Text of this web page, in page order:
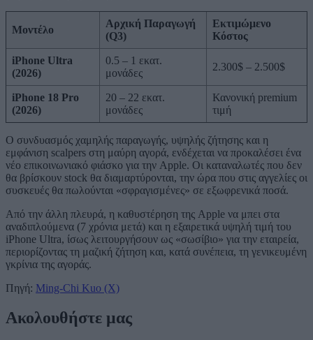
Μοντέλο
Αρχική Παραγωγή
(Q3)
Εκτιμώμενο
Κόστος
iPhone Ultra
(2026)
0.5 – 1 εκατ.
μονάδες
2.300$ – 2.500$
iPhone 18 Pro
(2026)
20 – 22 εκατ.
μονάδες
Κανονική premium
τιμή
Ο συνδυασμός χαμηλής παραγωγής, υψηλής ζήτησης και η
εμφάνιση scalpers στη μαύρη αγορά, ενδέχεται να προκαλέσει ένα
νέο επικοινωνιακό φιάσκο για την Apple. Οι καταναλωτές που δεν
θα βρίσκουν stock θα διαμαρτύρονται, την ώρα που στις αγγελίες οι
συσκευές θα πωλούνται «σφραγισμένες» σε εξωφρενικά ποσά.
Από την άλλη πλευρά, η καθυστέρηση της Apple να μπει στα
αναδιπλούμενα (7 χρόνια μετά) και η εξαιρετικά υψηλή τιμή του
iPhone Ultra, ίσως λειτουργήσουν ως «σωσίβιο» για την εταιρεία,
περιορίζοντας τη μαζική ζήτηση και, κατά συνέπεια, τη γενικευμένη
γκρίνια της αγοράς.
Πηγή: Ming-Chi Kuo (X)
Ακολουθήστε μας